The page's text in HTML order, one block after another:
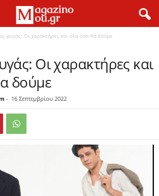
φυγάς: Οι χαρακτήρες και όλα όσα θα δούμε
Οι χαρακτήρες και
δούμε
- 16 Σεπτεμβρίου 2022